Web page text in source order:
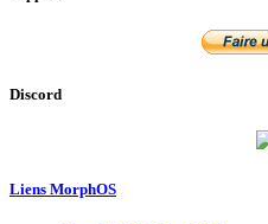
Discord
Liens MorphOS